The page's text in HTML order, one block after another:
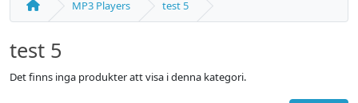
MP3 Players test 5
test 5
Det finns inga produkter att visa i denna kategori.